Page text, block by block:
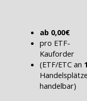
ab 0,00€
pro ETF-
Kauforder
(ETF/ETC an
handelbar)